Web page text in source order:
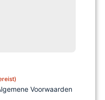
Voorwaarden